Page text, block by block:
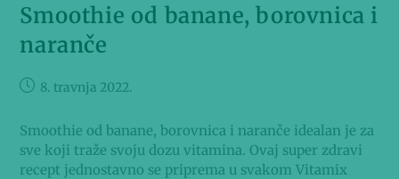
Smoothie od banane, borovnica i
naranče
8. travnja 2022.
Smoothie od banane, borovnica i naranče idealan je za
sve koji traže svoju dozu vitamina. Ovaj super zdravi
recept jednostavno se priprema u svakom Vitamix